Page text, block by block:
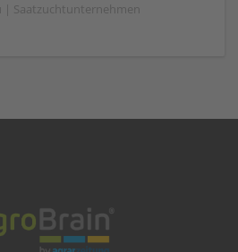
| Saatzuchtunternehmen